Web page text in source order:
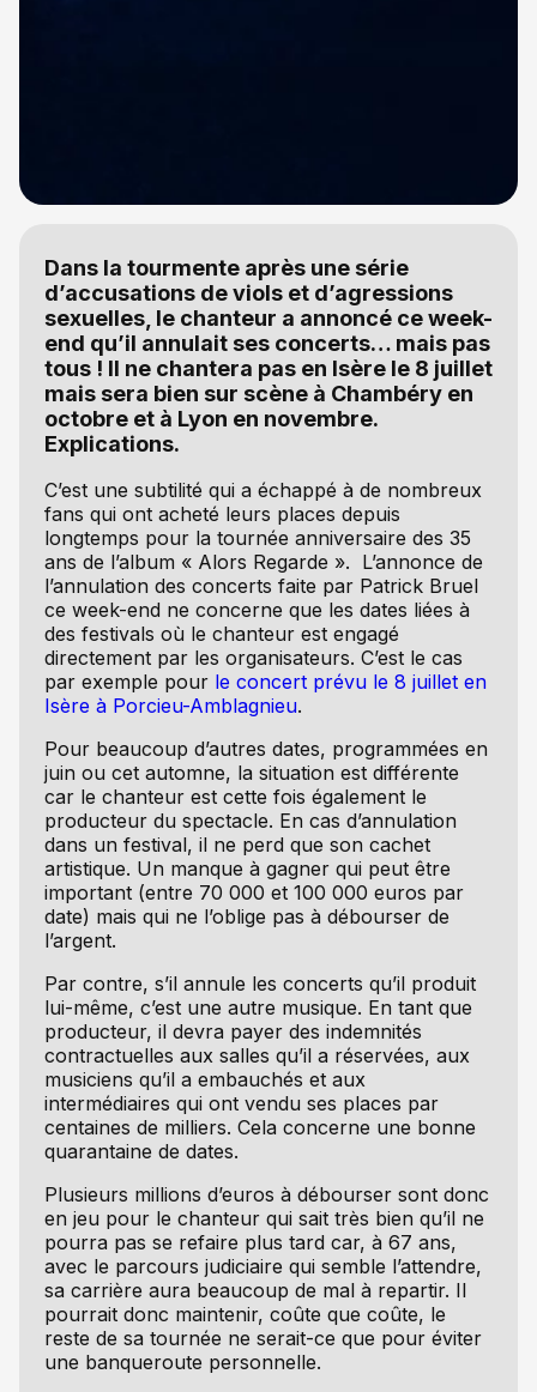
Dans la tourmente après une série
d’accusations de viols et d’agressions
sexuelles, le chanteur a annoncé ce week-
end qu’il annulait ses concerts… mais pas
tous ! Il ne chantera pas en Isère le 8 juillet
mais sera bien sur scène à Chambéry en
octobre et à Lyon en novembre.
Explications.
C’est une subtilité qui a échappé à de nombreux
fans qui ont acheté leurs places depuis
longtemps pour la tournée anniversaire des 35
ans de l’album « Alors Regarde ». L’annonce de
l’annulation des concerts faite par Patrick Bruel
ce week-end ne concerne que les dates liées à
des festivals où le chanteur est engagé
directement par les organisateurs. C’est le cas
par exemple pour le concert prévu le 8 juillet en
Isère à Porcieu-Amblagnieu.
Pour beaucoup d’autres dates, programmées en
juin ou cet automne, la situation est différente
car le chanteur est cette fois également le
producteur du spectacle. En cas d’annulation
dans un festival, il ne perd que son cachet
artistique. Un manque à gagner qui peut être
important (entre 70 000 et 100 000 euros par
date) mais qui ne l’oblige pas à débourser de
l’argent.
Par contre, s’il annule les concerts qu’il produit
lui-même, c’est une autre musique. En tant que
producteur, il devra payer des indemnités
contractuelles aux salles qu’il a réservées, aux
musiciens qu’il a embauchés et aux
intermédiaires qui ont vendu ses places par
centaines de milliers. Cela concerne une bonne
quarantaine de dates.
Plusieurs millions d’euros à débourser sont donc
en jeu pour le chanteur qui sait très bien qu’il ne
pourra pas se refaire plus tard car, à 67 ans,
avec le parcours judiciaire qui semble l’attendre,
sa carrière aura beaucoup de mal à repartir. Il
pourrait donc maintenir, coûte que coûte, le
reste de sa tournée ne serait-ce que pour éviter
une banqueroute personnelle.